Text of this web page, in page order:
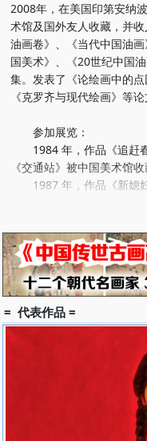
2008年，在美国印第安纳
术馆及国外友人收藏，并
油画卷》、《当代中国油
国美术》、《20世纪中国
集。发表了《论绘画中的点
《克罗齐与现代绘画》等
参加展览：
1984 年，作品《追赶春
《交通站》被中国美术馆收
1987 年，作品《新媳妇
1989 年，考入中央美术
选第七届全国美展，获银
入选第七届全国美展，获
1990 年，作品 《故土》
画、雕塑展。作品《山•羊
入选法国秋季沙龙艺术大展
1991年应邀赴前苏联及
1994年，作品《老家》
1998年，水彩画《风铃
1999年，作品《斜阳•花
彩画《花雨》入选第九届
= 代表作品 =